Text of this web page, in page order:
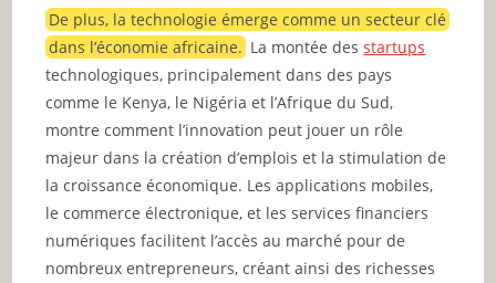
De plus, la technologie émerge comme un secteur clé
dans l’économie africaine. La montée desstartups
technologiques, principalement dans des pays
comme le Kenya, le Nigéria et l’Afrique du Sud,
montre comment l’innovation peut jouer un rôle
majeur dans la création d’emplois et la stimulation de
la croissance économique. Les applications mobiles,
le commerce électronique, et les services financiers
numériques facilitent l’accès au marché pour de
nombreux entrepreneurs, créant ainsi des richesses